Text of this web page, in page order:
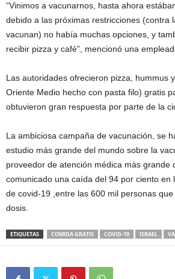
“Vinimos a vacunarnos, hasta ahora
debido a las próximas restricciones (contra
vacunan) no había muchas opciones, y
recibir pizza y café”, mencionó una
Las autoridades ofrecieron pizza, hummus
Oriente Medio hecho con pasta filo) gratis
obtuvieron gran respuesta por parte de la
La ambiciosa campaña de vacunación, se
estudio más grande del mundo sobre la
proveedor de atención médica más grande
comunicado una caída del 94 por ciento en
de covid-19 ,entre las 600 mil personas
dosis.
ETIQUETAS COMIDA GRATIS COVID-19 ISRAEL